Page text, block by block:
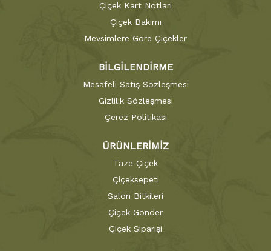
Çiçek Kart Notları
Çiçek Bakımı
Mevsimlere Göre Çiçekler
BİLGİLENDİRME
Mesafeli Satış Sözleşmesi
Gizlilik Sözleşmesi
Çerez Politikası
ÜRÜNLERİMİZ
Taze Çiçek
Çiçeksepeti
Salon Bitkileri
Çiçek Gönder
Çiçek Siparişi